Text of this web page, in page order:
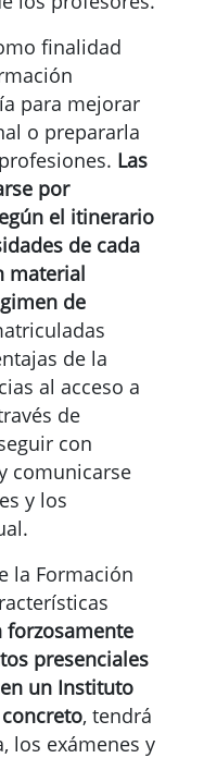
finalidad
para mejorar
o prepararla
Las
por
el itinerario
de cada
material
de
de la
al acceso a
de
con
comunicarse
y los
la Formación
forzosamente
presenciales
un Instituto
, tendrá
los exámenes y